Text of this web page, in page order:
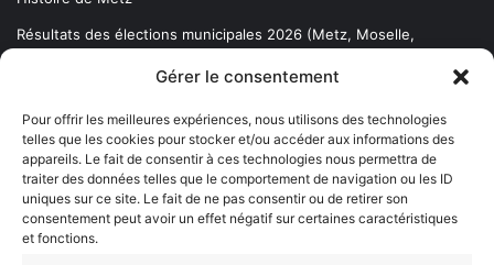
Gérer le consentement
Pour offrir les meilleures expériences, nous utilisons des technologies
telles que les cookies pour stocker et/ou accéder aux informations des
appareils. Le fait de consentir à ces technologies nous permettra de
traiter des données telles que le comportement de navigation ou les ID
uniques sur ce site. Le fait de ne pas consentir ou de retirer son
consentement peut avoir un effet négatif sur certaines caractéristiques
et fonctions.
Résultats des élections municipales 2026 (Metz, Moselle,
Newsletter gratuite